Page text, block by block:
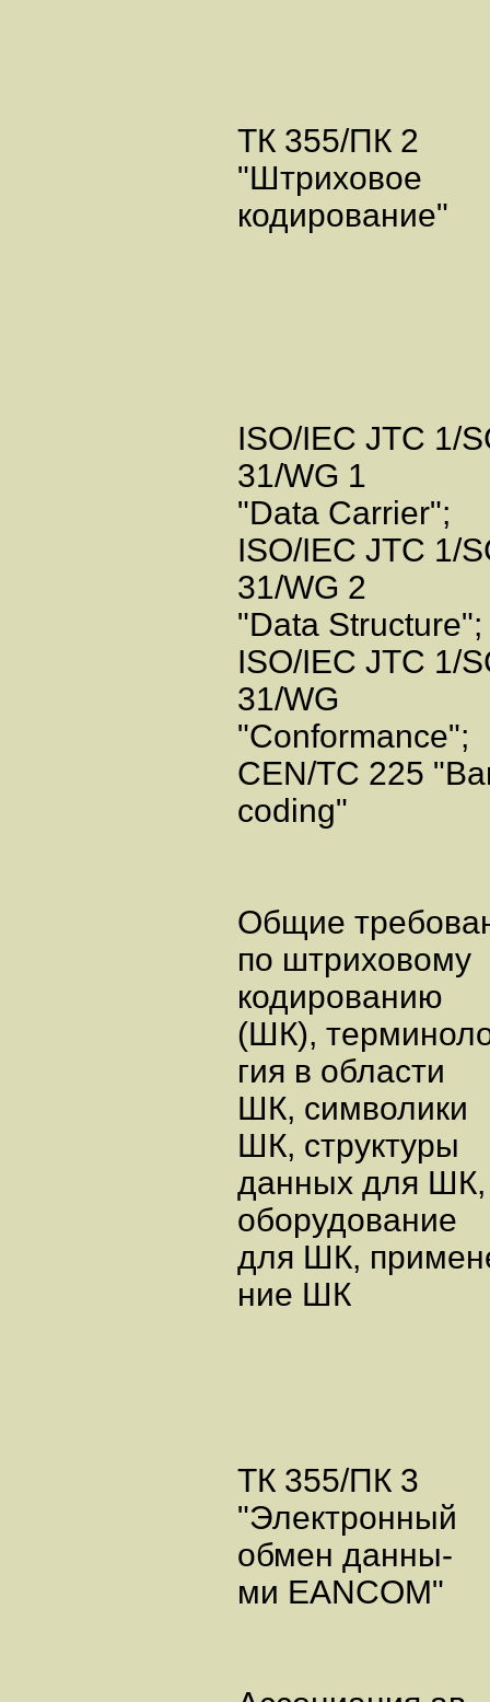
ТК 355/ПК 2
"Штриховое
кодирование"
ISO/IEC JTC 1/
31/WG 1
"Data Carrier";
ISO/IEC JTC 1/
31/WG 2
"Data Structure";
ISO/IEC JTC 1/
31/WG
CEN/TC 225
coding"
Общие
по штриховому
кодированию
(ШК),
гия в области
ШК, символики
ШК, структуры
данных для
оборудование
для ШК,
ние ШК
ТК 355/ПК 3
"Электронный
обмен данны-
ми EANCOM"